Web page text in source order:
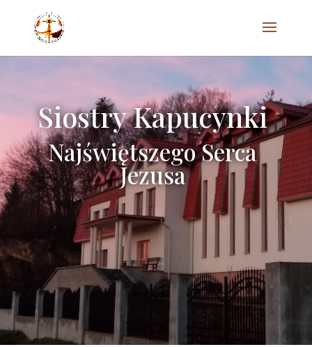
Siostry Kapucynki
Najświętszego Serca
Jezusa